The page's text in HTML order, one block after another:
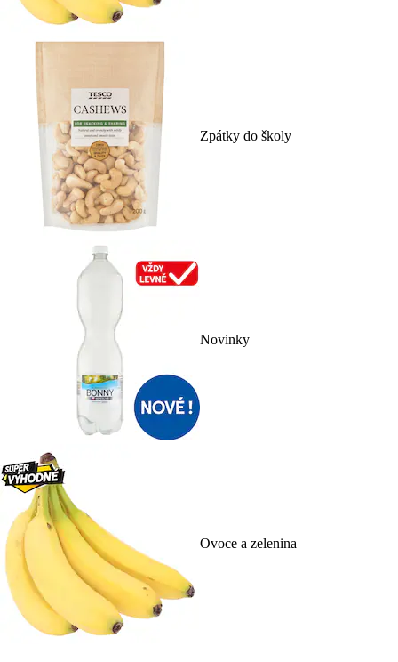
Zpátky do školy
Novinky
Ovoce a zelenina